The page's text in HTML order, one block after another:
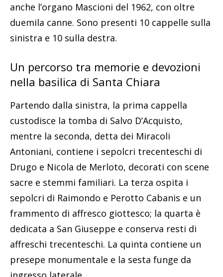
anche l’organo Mascioni del 1962, con oltre
duemila canne. Sono presenti 10 cappelle sulla
sinistra e 10 sulla destra.
Un percorso tra memorie e devozioni
nella basilica di Santa Chiara
Partendo dalla sinistra, la prima cappella
custodisce la tomba di Salvo D’Acquisto,
mentre la seconda, detta dei Miracoli
Antoniani, contiene i sepolcri trecenteschi di
Drugo e Nicola de Merloto, decorati con scene
sacre e stemmi familiari. La terza ospita i
sepolcri di Raimondo e Perotto Cabanis e un
frammento di affresco giottesco; la quarta è
dedicata a San Giuseppe e conserva resti di
affreschi trecenteschi. La quinta contiene un
presepe monumentale e la sesta funge da